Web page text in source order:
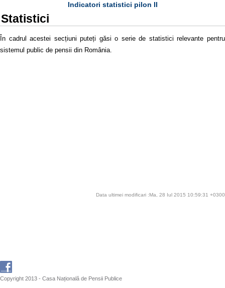
Indicatori statistici pilon II
Statistici
În cadrul acestei secțiuni puteți găsi o serie de statistici relevante pentru
sistemul public de pensii din România.
Data ultimei modificari :Ma, 28 Iul 2015 10:59:31 +0300
Copyright 2013 - Casa Națională de Pensii Publice